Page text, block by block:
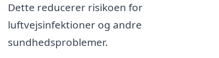
Dette reducerer risikoen for
luftvejsinfektioner og andre
sundhedsproblemer.